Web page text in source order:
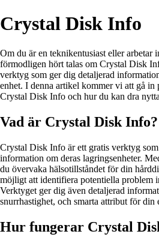
Crystal Disk Info
Om du är en teknikentusiast eller arbetar
förmodligen hört talas om Crystal Disk
verktyg som ger dig detaljerad
enhet. I denna artikel kommer vi att gå in
Crystal Disk Info och hur du kan dra
Vad är Crystal Disk Info?
Crystal Disk Info är ett gratis verktyg
information om deras lagringsenheter.
du övervaka hälsotillståndet för din
möjligt att identifiera potentiella problem
Verktyget ger dig även detaljerad
snurrhastighet, och smarta attribut för din
Hur fungerar Crystal